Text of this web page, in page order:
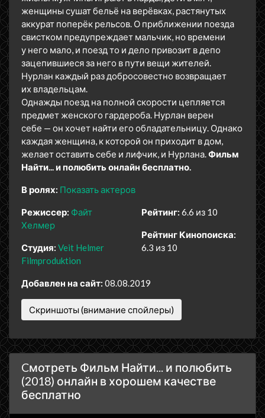
женщины сушат бельё на верёвках, растянутых
аккурат поперёк рельсов. О приближении поезда
свистком предупреждает мальчик, но времени
у него мало, и поезд то и дело привозит в депо
зацепившиеся за него в пути вещи жителей.
Нурлан каждый раз добросовестно возвращает
их владельцам.
Однажды поезд на полной скорости цепляется
предмет женского гардероба. Нурлан верен
себе — он хочет найти его обладательницу. Однако
каждая женщина, к которой он приходит в дом,
желает оставить себе и лифчик, и Нурлана.Фильм
Найти... и полюбить онлайн бесплатно.
В ролях: Показать актеров
Режиссер: Файт
Хелмер
Студия: Veit Helmer
Filmproduktion
Рейтинг: 6.6 из 10
Рейтинг Кинопоиска:
6.3 из 10
Добавлен на сайт: 08.08.2019
Скриншоты (внимание спойлеры)
Cмотреть Фильм Найти... и полюбить
(2018) онлайн в хорошем качестве
бесплатно